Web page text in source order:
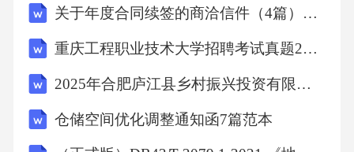
关于年度合同续签的商洽信件（4篇）范文
重庆工程职业技术大学招聘考试真题2025
2025年合肥庐江县乡村振兴投资有限公司招聘笔试真题
仓储空间优化调整通知函7篇范本